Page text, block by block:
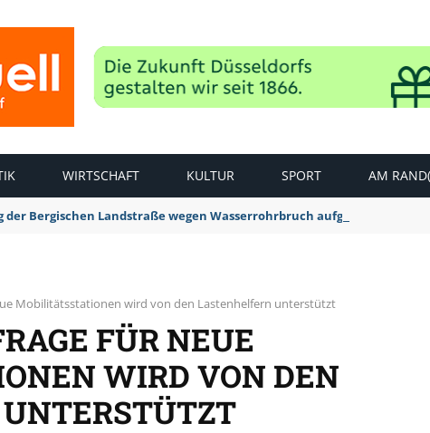
WIRTSCHAFT KULTUR SPORT AM
Bergischen Landstraße wegen Wasserrohrbruch aufgehoben
Mobilitätsstationen wird von den Lastenhelfern unterstützt
FÜR NEUE
WIRD VON DEN